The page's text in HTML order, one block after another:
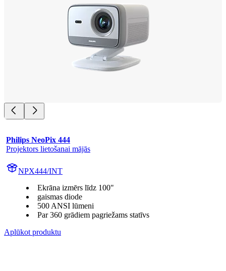
Philips NeoPix 444
Projektors lietošanai mājās
NPX444/INT
Ekrāna izmērs līdz 100"
gaismas diode
500 ANSI lūmeni
Par 360 grādiem pagriežams statīvs
Aplūkot produktu